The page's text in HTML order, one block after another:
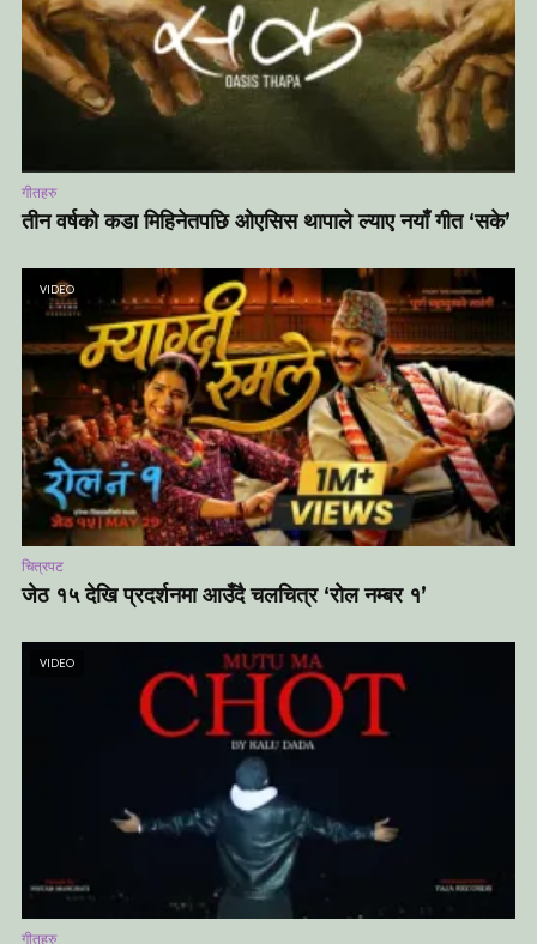
गीतहरु
तीन वर्षको कडा मिहिनेतपछि ओएसिस थापाले ल्याए नयाँ गीत ‘सके’
VIDEO
चित्रपट
जेठ १५ देखि प्रदर्शनमा आउँदै चलचित्र ‘रोल नम्बर १’
VIDEO
गीतहरु